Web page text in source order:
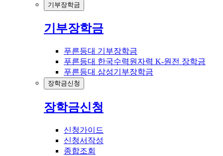
기부장학금
기부장학금
푸른등대 기부장학금
푸른등대 한국수력원자력 K-원전 장학금
푸른등대 삼성기부장학금
장학금신청
장학금신청
신청가이드
신청서작성
종합조회